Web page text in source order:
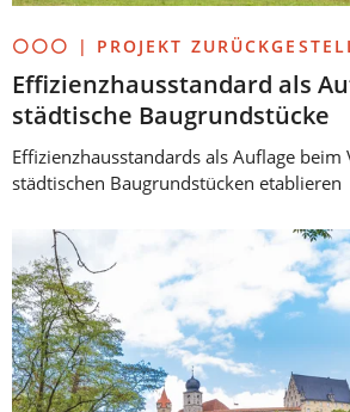
⚪⚪⚪ | PROJEKT
Effizienzhausstandard als
städtische Baugrundstücke
Effizienzhausstandards als Auflage beim
städtischen Baugrundstücken etablieren